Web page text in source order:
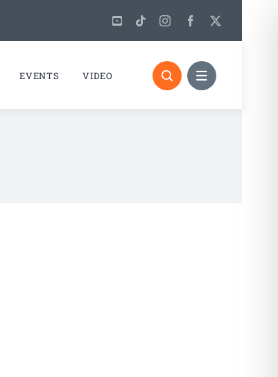
EVENTS VIDEO